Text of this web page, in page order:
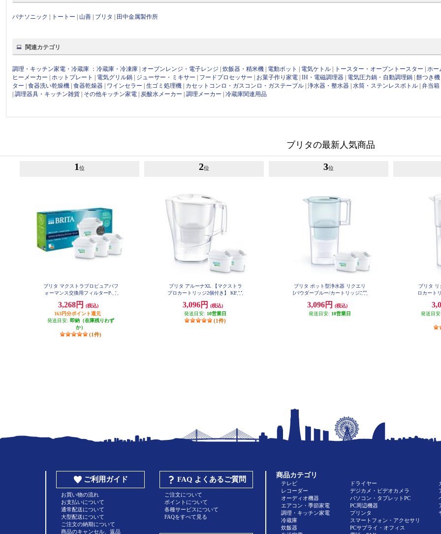
パナソニック トートー 山善 ブリタ 田中金属製作所
関連カテゴリ
調理・キッチン家電・冷蔵庫 ：冷蔵庫・冷凍庫 オーブンレンジ・電子レンジ |炊飯器・精米機 電動ポット 電気ケトル トースター・オーブントースター |ホー
ヒーメーカー |ホットプレート 電気グリル鍋 ジューサー・ミキサー フードプロセッサー お菓子作り家電 |IH・電磁調理器 電気圧力鍋・自動調理鍋 |餅つき機
ター |食器洗い乾燥機 |食器乾燥器 ワインセラー |生ゴミ処理機 カセットコンロ・ガスコンロ・ガステーブル |浄水器・整水器 |水筒・ステンレスボトル |弁当箱
|調理器具・キッチン雑貨 その他キッチン家電 |炭酸水メーカー |調理メーカー |冷蔵庫関連用品
ブリタの最新人気商品
1 位
ブリタ マクストラプロピュアパフ
ォーマンス交換用フィルターPack
3,268円
(税込)
163円分ポイント還元
発送目安: 即納（在庫残りわず
か）
(1件)
2位
ブリタ アルーナXL 【マクストラ
プロカートリッジ2個付き】 KBAL
3,096円
(税込)
発送目安: 10営業日
(1件)
3位
ブリタ ポット型浄水器 リクエリ
[パウダーブルー/カートリッジ2個
3,096円
(税込)
発送目安: 10営業日
ブリタ リ
ロカート
発送目安:
ご利用ガイド
お買い物の流れ
お支払いについて
通常配送について
大型配送について
ご注文の納期について
商品のキャンセル、返品
FAQ よくあるご質問
ご注文について
ポイントについて
各種サービスについて
FAQをすべて見る
商品カテゴリ
テレビ
レコーダー
オーディオ機器
エアコン・季節家電
調理・キッチン家電
冷蔵庫
炊飯器
ドライヤー
デジカメ・ビデオカメラ
パソコン・タブレットPC
PC周辺機器
プリンタ
スマートフォン・アクセサリ
PCサプライ・オフィス